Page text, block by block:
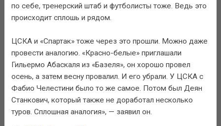
по себе, тренерский штаб и футболисты тоже. Ведь это
происходит сплошь и рядом.
ЦСКА и «Спартак» тоже через это прошли. Можно даже
провести аналогию. «Красно-белые» приглашали
Гильермо Абаскаля из «Базеля», он хорошо провел
осень, а затем весну провалил. И его убрали. У ЦСКА с
Фабио Челестини было то же самое. Потом был Деян
Станкович, который также не доработал несколько
туров. Сплошная аналогия», — заявил он.